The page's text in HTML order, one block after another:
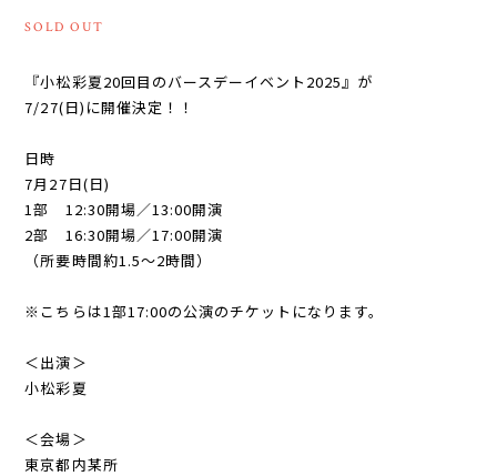
SOLD OUT
『小松彩夏20回目のバースデーイベント2025』が
7/27(日)に開催決定！！
日時
7月27日(日)
1部 12:30開場／13:00開演
2部 16:30開場／17:00開演
（所要時間約1.5〜2時間）
※こちらは1部17:00の公演のチケットになります。
＜出演＞
小松彩夏
＜会場＞
東京都内某所